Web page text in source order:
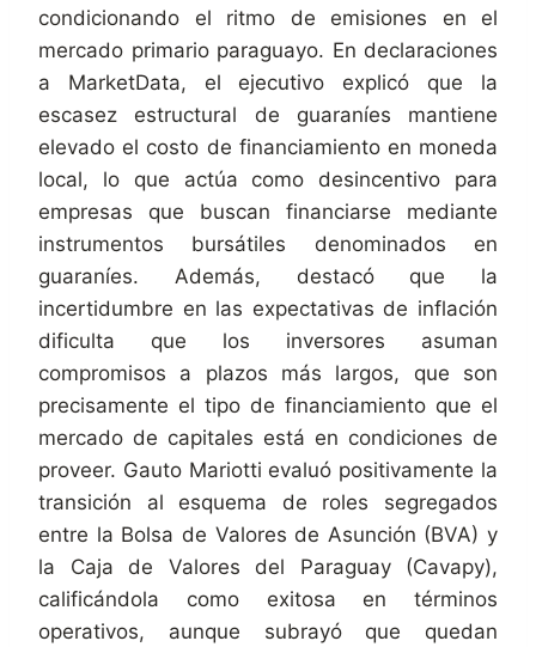
condicionando el ritmo de emisiones en el
mercado primario paraguayo. En declaraciones
a MarketData, el ejecutivo explicó que la
escasez estructural de guaraníes mantiene
elevado el costo de financiamiento en moneda
local, lo que actúa como desincentivo para
empresas que buscan financiarse mediante
instrumentos bursátiles denominados en
guaraníes. Además, destacó que la
incertidumbre en las expectativas de inflación
dificulta que los inversores asuman
compromisos a plazos más largos, que son
precisamente el tipo de financiamiento que el
mercado de capitales está en condiciones de
proveer. Gauto Mariotti evaluó positivamente la
transición al esquema de roles segregados
entre la Bolsa de Valores de Asunción (BVA) y
la Caja de Valores del Paraguay (Cavapy),
calificándola como exitosa en términos
operativos, aunque subrayó que quedan